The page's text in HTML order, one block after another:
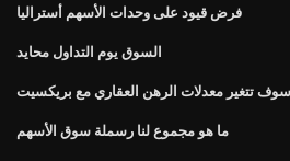
فرض قيود على وحدات الأسهم أستراليا
السوق يوم التداول محايد
سوف تتغير معدلات الرهن العقاري مع بريكسيت
ما هو مجموع لنا رسملة سوق الأسهم